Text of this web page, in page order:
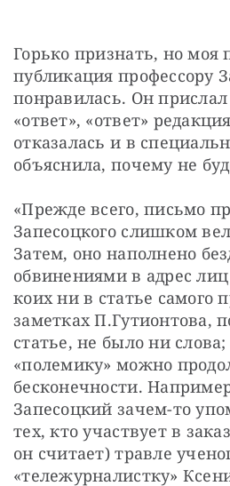
Горько признать, но моя
публикация профессору
понравилась. Он
«ответ», «ответ»
отказалась и в
объяснила, почему не
«Прежде всего, письмо
Запесоцкого слишком
Затем, оно наполнено
обвинениями в адрес
коих ни в статье самого
заметках П.Гутионтова,
статье, не было ни
«полемику» можно
бесконечности.
Запесоцкий зачем-то
тех, кто участвует в
он считает) травле
«тележурналистку»